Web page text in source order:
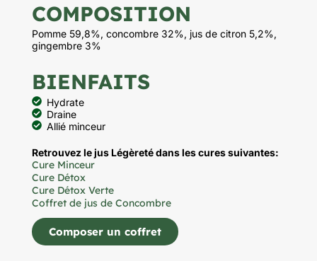
COMPOSITION
Pomme 59,8%, concombre 32%, jus de citron 5,2%,
gingembre 3%
BIENFAITS
Hydrate
Draine
Allié minceur
Retrouvez le jus Légèreté dans les cures suivantes:
Cure Minceur
Cure Détox
Cure Détox Verte
Coffret de jus de Concombre
Composer un coffret